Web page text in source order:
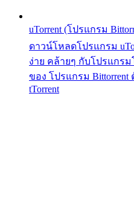
uTorrent (โปรแกรม
ดาวน์โหลดโปรแกรม
ง่าย คล้ายๆ กับโปรแกร
ของ โปรแกรม Bittorrent
tTorrent